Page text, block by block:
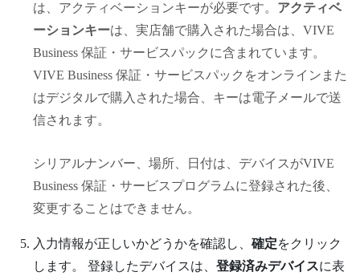
は、アクティベーションキーが必要です。 アクティベ
ーションキーは、実店舗で購入された場合は、 VIVE
Business 保証・サービスパックに含まれています。
VIVE Business 保証・サービスパックをオンラインまた
はデジタルで購入された場合、キーは電子メールで送
信されます。
シリアルナンバー、場所、日付は、デバイスがVIVE
Business 保証・サービス プログラムに登録された後、
変更することはできません。
入力情報が正しいかどうかを確認し、 確定をクリック
します。 登録したデバイスは、 登録済みデバイスに表